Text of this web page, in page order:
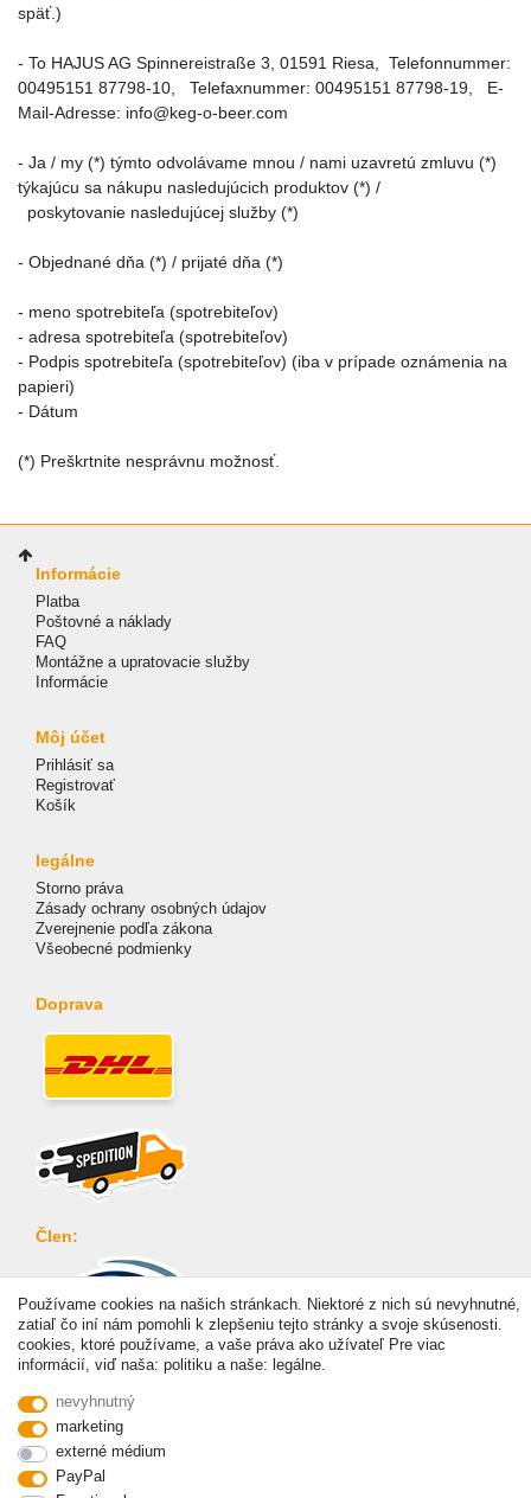
späť.)
- To HAJUS AG Spinnereistraße 3, 01591 Riesa, Telefonnummer:
00495151 87798-10, Telefaxnummer: 00495151 87798-19, E-
Mail-Adresse: info@keg-o-beer.com
- Ja / my (*) týmto odvolávame mnou / nami uzavretú zmluvu (*)
týkajúcu sa nákupu nasledujúcich produktov (*) /
poskytovanie nasledujúcej služby (*)
- Objednané dňa (*) / prijaté dňa (*)
- meno spotrebiteľa (spotrebiteľov)
- adresa spotrebiteľa (spotrebiteľov)
- Podpis spotrebiteľa (spotrebiteľov) (iba v prípade oznámenia na
papieri)
- Dátum
(*) Preškrtnite nesprávnu možnosť.
Informácie
Platba
Poštovné a náklady
FAQ
Montážne a upratovacie služby
Informácie
Môj účet
Prihlásiť sa
Registrovať
Košík
legálne
Storno práva
Zásady ochrany osobných údajov
Zverejnenie podľa zákona
Všeobecné podmienky
Doprava
Člen:
Platba
Používame cookies na našich stránkach. Niektoré z nich sú nevyhnutné,
zatiaľ čo iní nám pomohli k zlepšeniu tejto stránky a svoje skúsenosti.
cookies, ktoré používame, a vaše práva ako užívateľ Pre viac
informácií, viď naša: politiku a naše: legálne.
nevyhnutný
marketing
externé médium
PayPal